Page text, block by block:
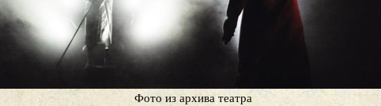
Фото из архива театра